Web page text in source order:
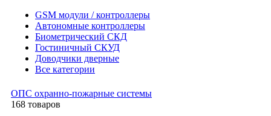
GSM модули / контроллеры
Автономные контроллеры
Биометрический СКД
Гостиничный СКУД
Доводчики дверные
Все категории
ОПС охранно-пожарные системы
168 товаров